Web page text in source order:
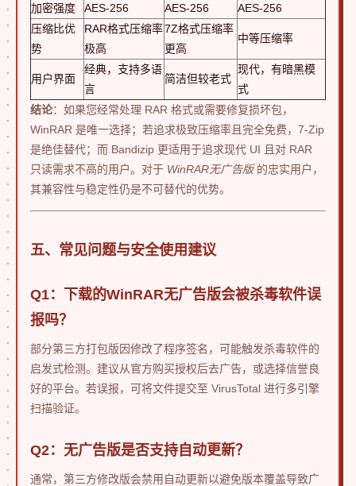
加密强度 AES-256 AES-256
AES-256
压缩比优
势
RAR格式压缩率
极高
7Z格式压缩率
更高
中等压缩率
用户界面
经典，支持多语
言
简洁但较老式
现代，有暗黑模
式
结论：如果您经常处理 RAR 格式或需要修复损坏包，
WinRAR 是唯一选择；若追求极致压缩率且完全免费，7-Zip
是绝佳替代；而 Bandizip 更适用于追求现代 UI 且对 RAR
只读需求不高的用户。对于 WinRAR无广告版的忠实用户，
其兼容性与稳定性仍是不可替代的优势。
五、常见问题与安全使用建议
Q1：下载的WinRAR无广告版会被杀毒软件误
报吗？
部分第三方打包版因修改了程序签名，可能触发杀毒软件的
启发式检测。建议从官方购买授权后去广告，或选择信誉良
好的平台。若误报，可将文件提交至 VirusTotal 进行多引擎
扫描验证。
Q2：无广告版是否支持自动更新？
通常，第三方修改版会禁用自动更新以避免版本覆盖导致广